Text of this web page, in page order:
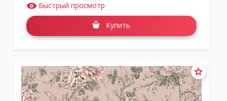
Быстрый просмотр
Купить